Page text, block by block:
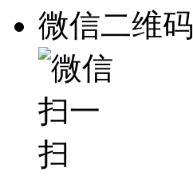
微信二维码